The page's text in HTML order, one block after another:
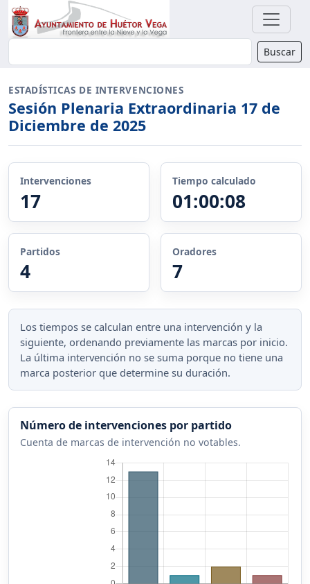
Buscador Buscar
ESTADÍSTICAS DE INTERVENCIONES
Sesión Plenaria Extraordinaria 17 de
Diciembre de 2025
Intervenciones
17
Tiempo calculado
01:00:08
Partidos
4
Oradores
7
Los tiempos se calculan entre una intervención y la
siguiente, ordenando previamente las marcas por inicio.
La última intervención no se suma porque no tiene una
marca posterior que determine su duración.
Número de intervenciones por partido
Cuenta de marcas de intervención no votables.